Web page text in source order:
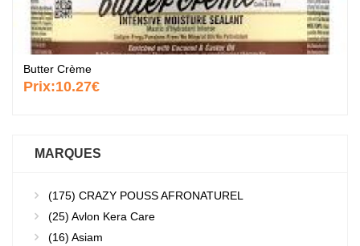
Butter Crème
Prix:10.27€
MARQUES
(175) CRAZY POUSS AFRONATUREL
(25) Avlon Kera Care
(16) Asiam